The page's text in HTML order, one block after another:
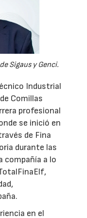
Sigaus y Genci.
Industrial
Comillas
profesional
se inició en
de Fina
durante las
compañía a lo
en el